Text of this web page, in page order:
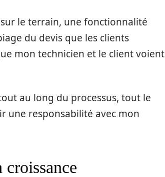
le terrain, une fonctionnalité
du devis que les clients
mon technicien et le client voient
au long du processus, tout le
une responsabilité avec mon